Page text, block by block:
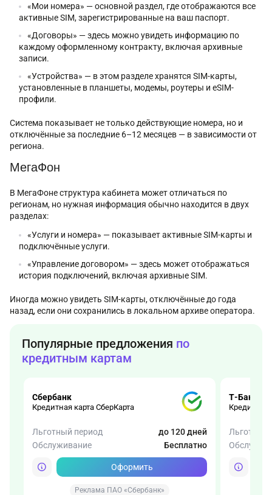
«Мои номера» — основной раздел, где отображаются все
активные SIM, зарегистрированные на ваш паспорт.
«Договоры» — здесь можно увидеть информацию по
каждому оформленному контракту, включая архивные
записи.
«Устройства» — в этом разделе хранятся SIM-карты,
установленные в планшеты, модемы, роутеры и eSIM-
профили.
Система показывает не только действующие номера, но и
отключённые за последние 6–12 месяцев — в зависимости от
региона.
МегаФон
В МегаФоне структура кабинета может отличаться по
регионам, но нужная информация обычно находится в двух
разделах:
«Услуги и номера» — показывает активные SIM-карты и
подключённые услуги.
«Управление договором» — здесь может отображаться
история подключений, включая архивные SIM.
Иногда можно увидеть SIM-карты, отключённые до года
назад, если они сохранились в локальном архиве оператора.
Популярные предложения по
кредитным картам
Сбербанк
Кредитная карта СберКарта
Льготный период
до 120 дней
Обслуживание
Бесплатно
Оформить
Реклама ПАО «Сбербанк»
Т-Банк
Кредитная
Льготный